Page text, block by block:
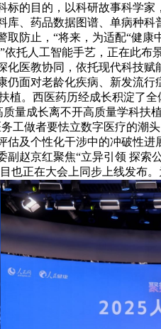
的目的，以科研故事科学
、药品数据图谱、单病种
防止，“将来，为适配“健
托人工智能手艺，正在此
医教协同，依托现代科技
面对老龄化疾病、新发流
植。西医药历经成长积淀了
量成长离不开高质量学科
工做者要怯立数字医疗的潮
及个性化干涉中的冲破性
赵京红聚焦“立异引领 探
也正在大会上同步上线发布